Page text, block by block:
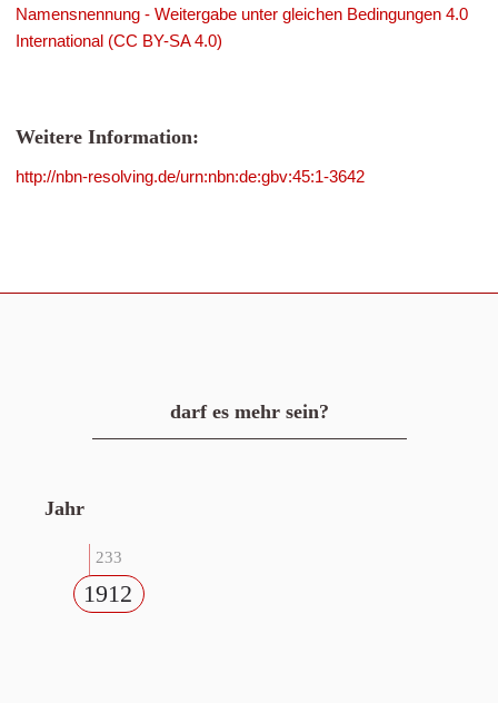
Namensnennung - Weitergabe unter gleichen Bedingungen 4.0
International (CC BY-SA 4.0)
Weitere Information:
http://nbn-resolving.de/urn:nbn:de:gbv:45:1-3642
darf es mehr sein?
Jahr
233
1912